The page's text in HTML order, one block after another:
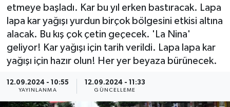
etmeye başladı. Kar bu yıl erken bastıracak. Lapa
lapa kar yağışı yurdun birçok bölgesini etkisi altına
alacak. Bu kış çok çetin geçecek. 'La Nina'
geliyor! Kar yağışı için tarih verildi. Lapa lapa kar
yağışı için hazır olun! Her yer beyaza bürünecek.
12.09.2024 - 10:55
YAYINLANMA
12.09.2024 - 11:33
GÜNCELLEME